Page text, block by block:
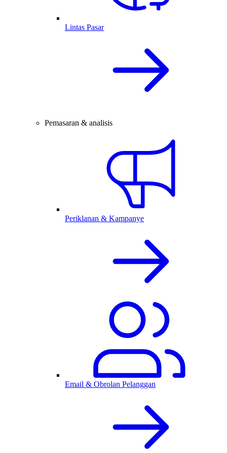
Lintas Pasar
Pemasaran & analisis
Periklanan & Kampanye
Email & Obrolan Pelanggan